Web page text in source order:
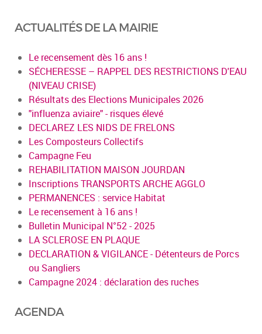
ACTUALITÉS DE LA MAIRIE
Le recensement dès 16 ans !
SÉCHERESSE – RAPPEL DES RESTRICTIONS D'EAU
(NIVEAU CRISE)
Résultats des Elections Municipales 2026
"influenza aviaire" - risques élevé
DECLAREZ LES NIDS DE FRELONS
Les Composteurs Collectifs
Campagne Feu
REHABILITATION MAISON JOURDAN
Inscriptions TRANSPORTS ARCHE AGGLO
PERMANENCES : service Habitat
Le recensement à 16 ans !
Bulletin Municipal N°52 - 2025
LA SCLEROSE EN PLAQUE
DECLARATION & VIGILANCE - Détenteurs de Porcs
ou Sangliers
Campagne 2024 : déclaration des ruches
AGENDA